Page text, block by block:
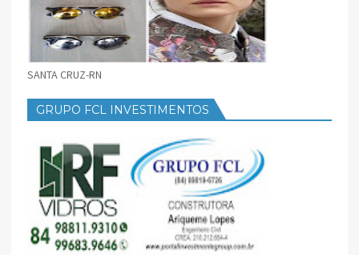
SANTA CRUZ-RN
GRUPO FCL INVESTIMENTOS